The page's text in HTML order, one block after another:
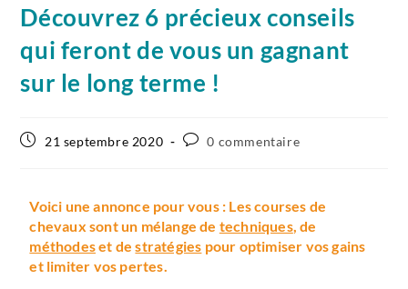
Découvrez 6 précieux conseils
qui feront de vous un gagnant
sur le long terme !
21 septembre 2020 0 commentaire
Voici une annonce pour vous : Les courses de
chevaux sont un mélange de techniques, de
méthodeset destratégies pour optimiser vos gains
et limiter vos pertes.